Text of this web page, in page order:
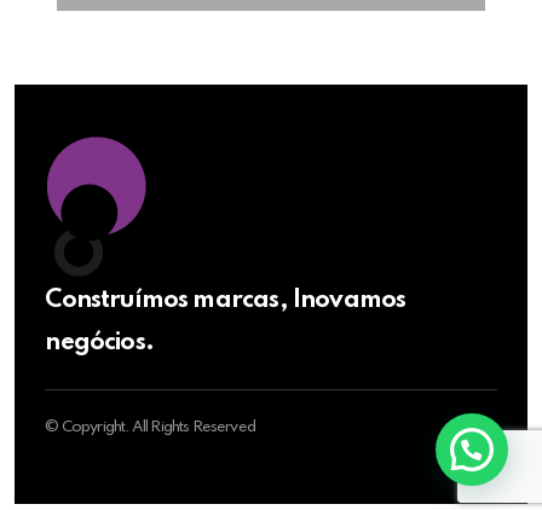
Construímos marcas, Inovamos
negócios.
© Copyright. All Rights Reserved